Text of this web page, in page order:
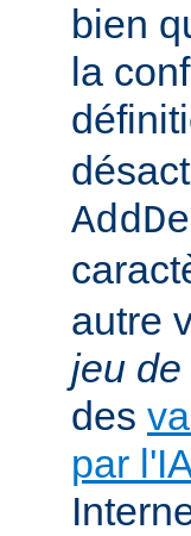
bien
la
autre
jeu
des
par